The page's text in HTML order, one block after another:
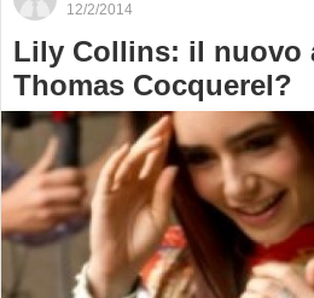
12/2/2014
Lily Collins: il nuovo
Thomas Cocquerel?